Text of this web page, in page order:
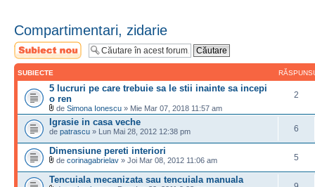
Compartimentari, zidarie
Scrie un subiect
nou
SUBIECTE
5 lucruri pe care trebuie sa le stii inainte sa incepi
o ren
de Simona Ionescu » Mie Mar 07, 2018 11:57 am
2
Igrasie in casa veche
de patrascu » Lun Mai 28, 2012 12:38 pm 6
Dimensiune pereti interiori
de corinagabrielav » Joi Mar 08, 2012 11:06 am 5
Tencuiala mecanizata sau tencuiala manuala